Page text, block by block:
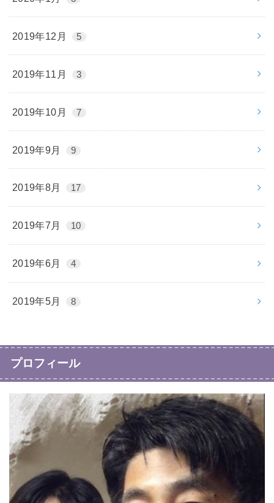
2019年12月 5
2019年11月 3
2019年10月 7
2019年9月 9
2019年8月 17
2019年7月 10
2019年6月 4
2019年5月 8
プロフィール